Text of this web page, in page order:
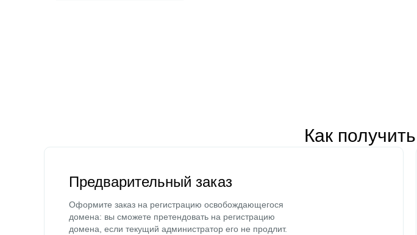
Как
Предварительный заказ
Оформите заказ на регистрацию освобождающегося
домена: вы сможете претендовать на регистрацию
домена, если текущий администратор его не продлит.